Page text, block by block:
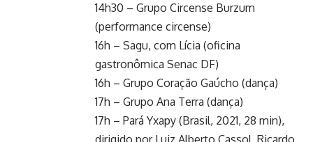
14h30 – Grupo Circense Burzum
(performance circense)
16h – Sagu, com Lícia (oficina
gastronômica Senac DF)
16h – Grupo Coração Gaúcho (dança)
17h – Grupo Ana Terra (dança)
17h – Pará Yxapy (Brasil, 2021, 28 min),